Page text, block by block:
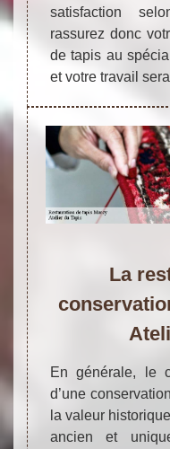
satisfaction
rassurez donc
de tapis au
et votre travail
La
En générale, le
d’une
la valeur
ancien et